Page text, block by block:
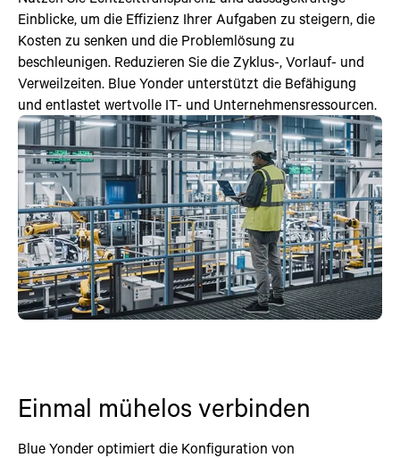
Einblicke, um die Effizienz Ihrer Aufgaben zu steigern, die
Kosten zu senken und die Problemlösung zu
beschleunigen. Reduzieren Sie die Zyklus-, Vorlauf- und
Verweilzeiten. Blue Yonder unterstützt die Befähigung
und entlastet wertvolle IT- und Unternehmensressourcen.
Einmal mühelos verbinden
Blue Yonder optimiert die Konfiguration von